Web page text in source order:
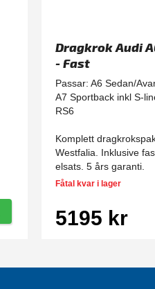
Dragkrok Audi
- Fast
Passar: A6 Sedan/
A7 Sportback inkl S-
RS6
Komplett
Westfalia. Inklusive
elsats. 5 års garanti.
Fåtal kvar i lager
5195 kr